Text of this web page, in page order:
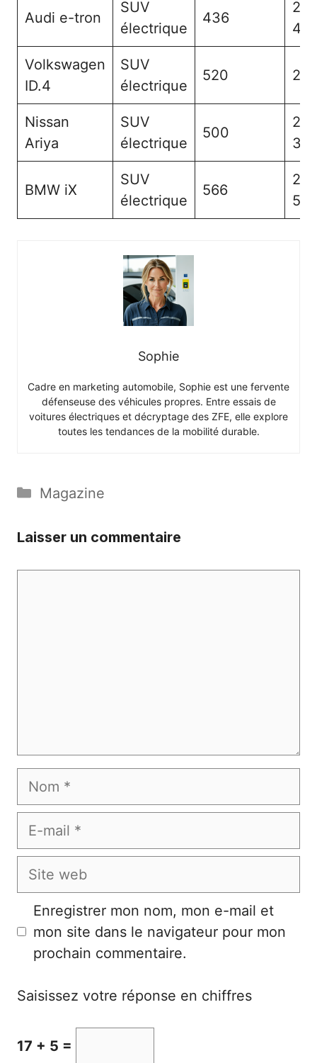
Audi e-tron
SUV
électrique
436
2
Volkswagen
ID.4
SUV
électrique
520 2
Nissan
Ariya
SUV
électrique
500
2
BMW iX
SUV
électrique
566
2
Sophie
Cadre en marketing automobile, Sophie est une fervente
défenseuse des véhicules propres. Entre essais de
voitures électriques et décryptage des ZFE, elle explore
toutes les tendances de la mobilité durable.
Catégories
Magazine
Laisser un commentaire
Nom
E-
Site
Enregistrer mon nom, mon e-mail et
mon site dans le navigateur pour mon
prochain commentaire.
Saisissez votre réponse en chiffres
17 + 5 =